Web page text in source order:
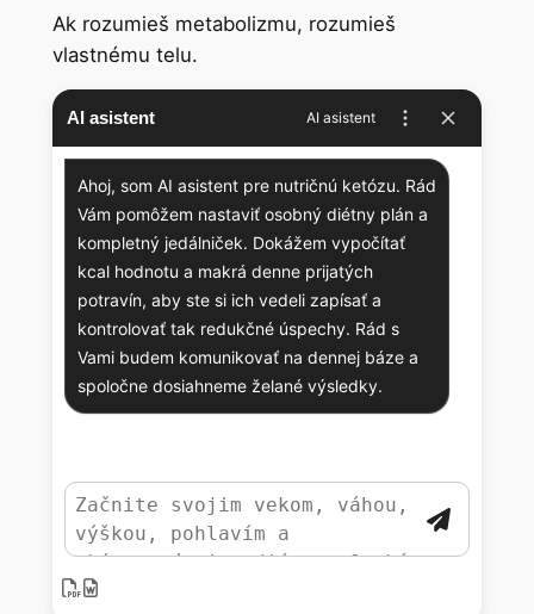
Ak rozumieš metabolizmu, rozumieš
vlastnému telu.
AI asistent AI asistent
Ahoj, som AI asistent pre nutričnú ketózu. Rád
Vám pomôžem nastaviť osobný diétny plán a
kompletný jedálniček. Dokážem vypočítať
kcal hodnotu a makrá denne prijatých
potravín, aby ste si ich vedeli zapísať a
kontrolovať tak redukčné úspechy. Rád s
Vami budem komunikovať na dennej báze a
spoločne dosiahneme želané výsledky.